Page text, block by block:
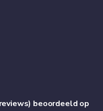
beoordeeld op